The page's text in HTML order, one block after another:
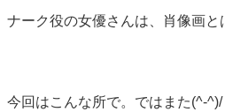
ナーク役の女優さんは、肖像画と
今回はこんな所で。ではまた(^-^)/